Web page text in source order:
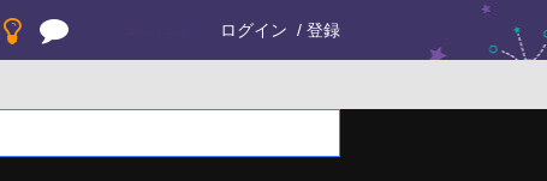
ログイン 登録